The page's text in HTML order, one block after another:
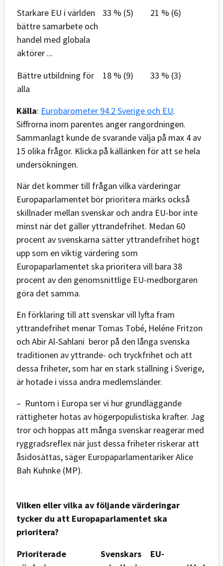
Starkare EU i världen
bättre samarbete och
handel med globala
aktörer ...
33 % (5) 21 % (6)
Bättre utbildning för
alla
18 % (9) 33 % (3)
Källa: Eurobarometer 94.2 Sverige och EU.
Siffrorna inom parentes anger rangordningen.
Sammanlagt kunde de svarande välja på max 4 av
15 olika frågor. Klicka på källänken för att se hela
undersökningen.
När det kommer till frågan vilka värderingar
Europaparlamentet bör prioritera märks också
skillnader mellan svenskar och andra EU-bor inte
minst när det gäller yttrandefrihet. Medan 60
procent av svenskarna sätter yttrandefrihet högt
upp som en viktig värdering som
Europaparlamentet ska prioritera vill bara 38
procent av den genomsnittlige EU-medborgaren
göra det samma.
En förklaring till att svenskar vill lyfta fram
yttrandefrihet menar Tomas Tobé, Heléne Fritzon
och Abir Al-Sahlani beror på den långa svenska
traditionen av yttrande- och tryckfrihet och att
dessa friheter, som har en stark ställning i Sverige,
är hotade i vissa andra medlemsländer.
– Runtom i Europa ser vi hur grundläggande
rättigheter hotas av högerpopulistiska krafter. Jag
tror och hoppas att många svenskar reagerar med
ryggradsreflex när just dessa friheter riskerar att
åsidosättas, säger Europaparlamentariker Alice
Bah Kuhnke (MP).
Vilken eller vilka av följande värderingar
tycker du att Europaparlamentet ska
prioritera?
Prioriterade
Svenskars
EU-